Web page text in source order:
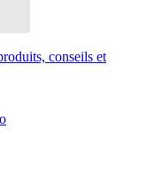
conseils et